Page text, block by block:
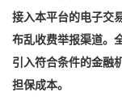
接入本平台的电子交
布乱收费举报渠道。
引入符合条件的金融
担保成本。